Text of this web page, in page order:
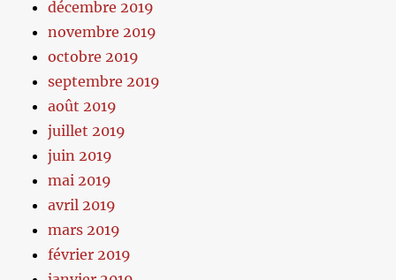
décembre 2019
novembre 2019
octobre 2019
septembre 2019
août 2019
juillet 2019
juin 2019
mai 2019
avril 2019
mars 2019
février 2019